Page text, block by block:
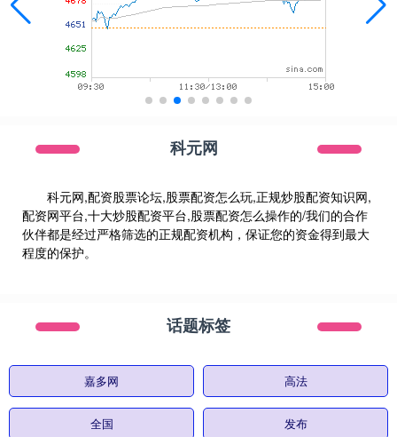
科元网
科元网,配资股票论坛,股票配资怎么玩,正规炒股配资知识网,
配资网平台,十大炒股配资平台,股票配资怎么操作的/我们的合作
伙伴都是经过严格筛选的正规配资机构，保证您的资金得到最大
程度的保护。
话题标签
嘉多网 高法
全国 发布